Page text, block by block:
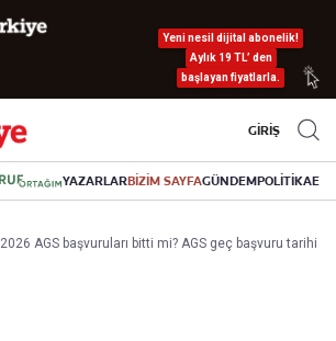
Yeni nesil dijital abonelik!
Aylık 19 TL’ den
başlayan fiyatlarla.
GİRİŞ
YAZARLARBİZİM SAYFAGÜNDEMPOLİTİKA
2026 AGS başvuruları bitti mi? AGS geç başvuru tarihi